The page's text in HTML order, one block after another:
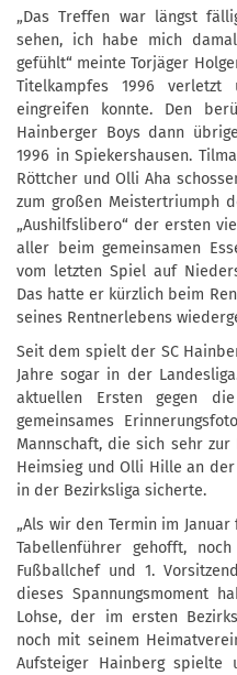
„Das Treffen war längst
sehen, ich habe mich
gefühlt“ meinte Torjäger
Titelkampfes 1996
eingreifen konnte. Den
Hainberger Boys dann
1996 in Spiekershausen.
Röttcher und Olli Aha
zum großen Meistertriumph
„Aushilfslibero“ der ersten
aller beim gemeinsamen
vom letzten Spiel auf
Das hatte er kürzlich beim
seines Rentnerlebens
Seit dem spielt der SC
Jahre sogar in der
aktuellen Ersten gegen
gemeinsames
Mannschaft, die sich sehr zur
Heimsieg und Olli Hille an
in der Bezirksliga sicherte.
„Als wir den Termin im
Tabellenführer gehofft,
Fußballchef und 1.
dieses Spannungsmoment
Lohse, der im ersten
noch mit seinem
Aufsteiger Hainberg spielte